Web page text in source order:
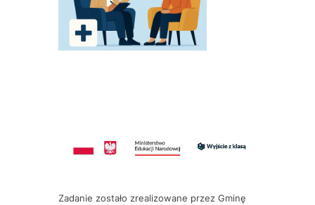
Zadanie zostało zrealizowane przez Gminę